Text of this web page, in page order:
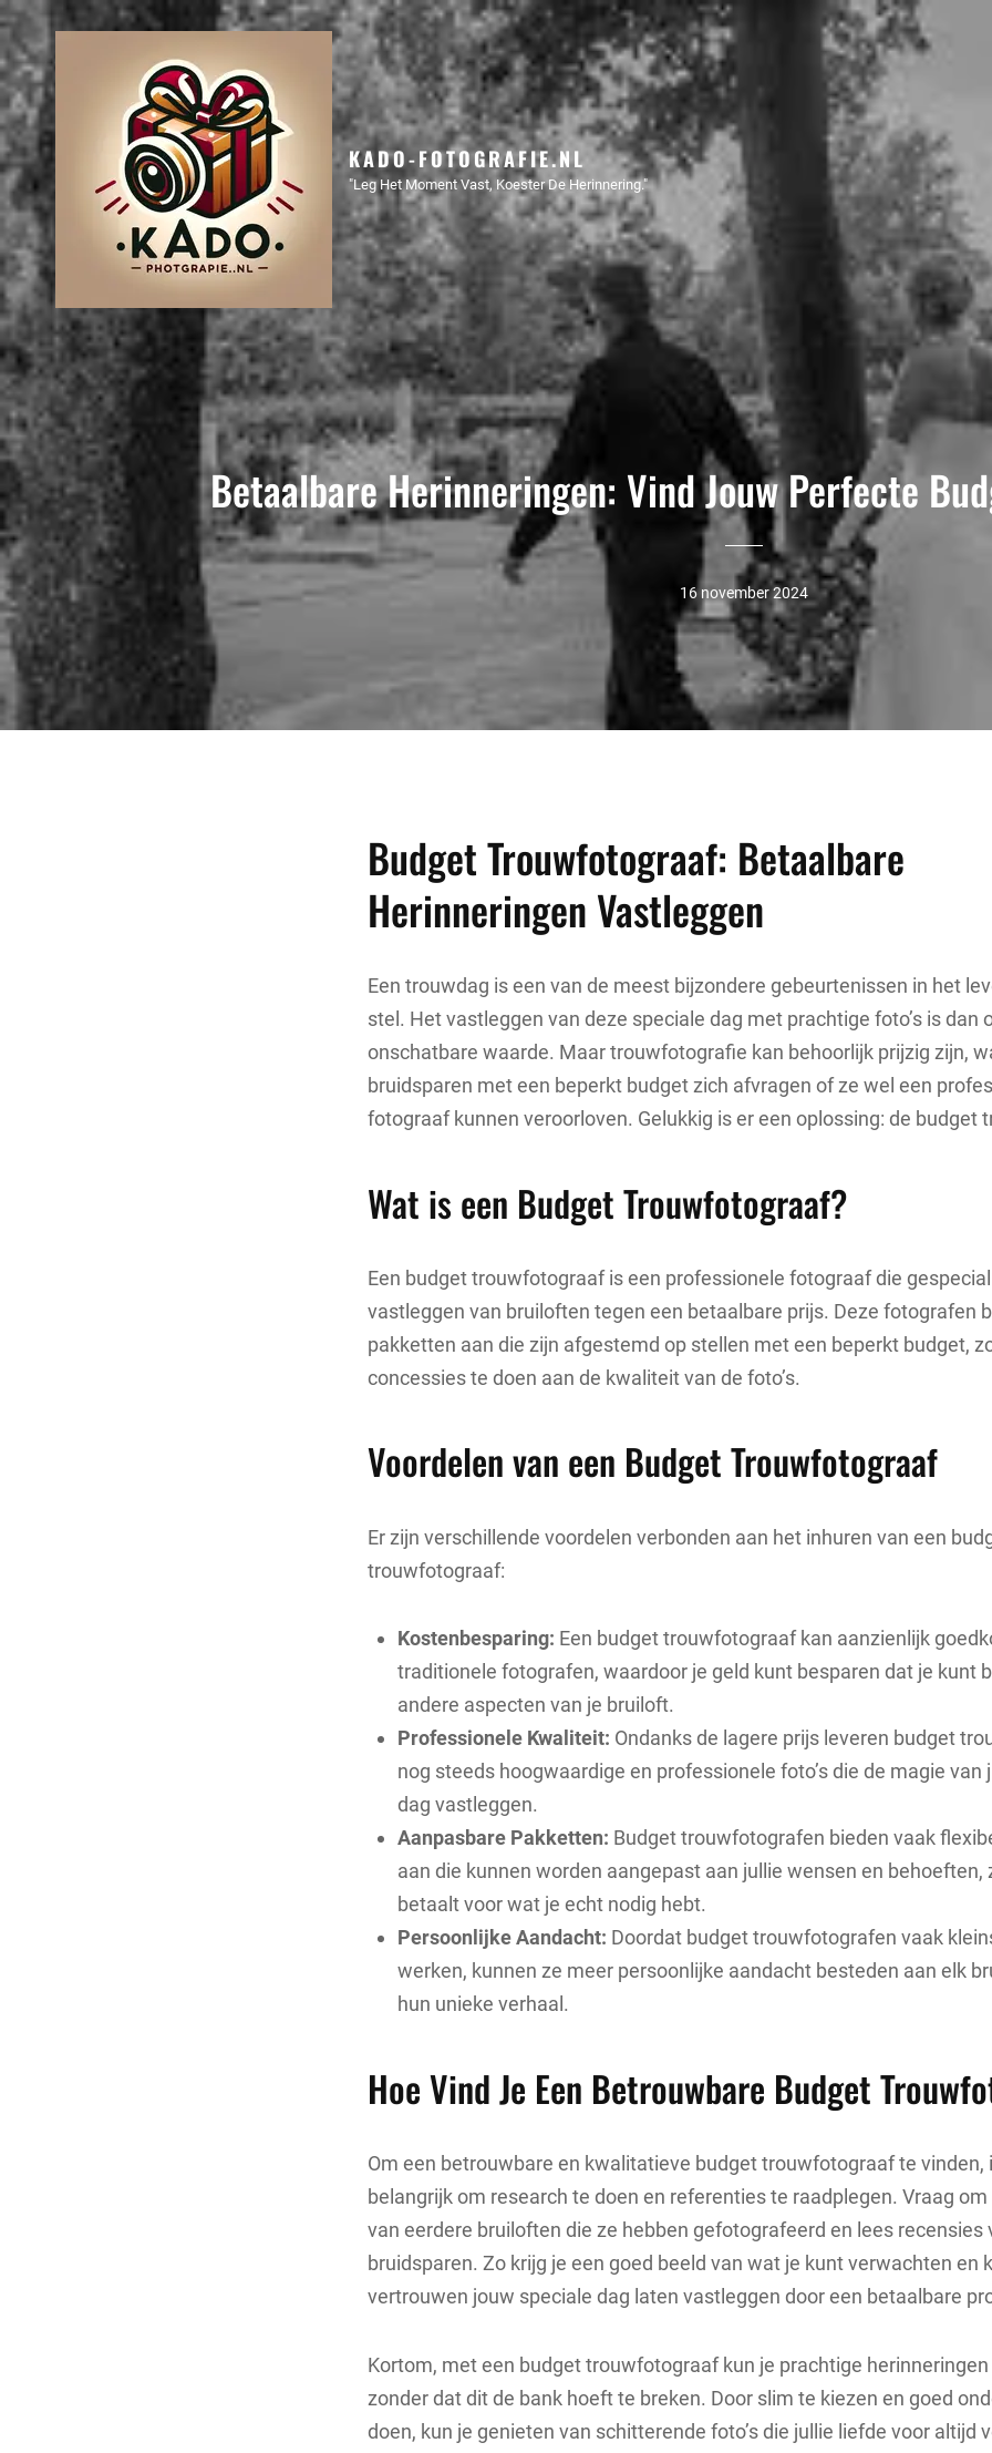
KADO-FOTOGRAFIE.NL
"Leg Het Moment Vast, Koester De Herinnering."
Betaalbare Herinneringen: Vind Jouw Perfecte
16 november 2024
Budget Trouwfotograaf: Betaalbare
Herinneringen Vastleggen
Een trouwdag is een van de meest bijzondere gebeurtenissen in het
stel. Het vastleggen van deze speciale dag met prachtige foto’s is dan
onschatbare waarde. Maar trouwfotografie kan behoorlijk prijzig zijn,
bruidsparen met een beperkt budget zich afvragen of ze wel een
fotograaf kunnen veroorloven. Gelukkig is er een oplossing: de budget
Wat is een Budget Trouwfotograaf?
Een budget trouwfotograaf is een professionele fotograaf die
vastleggen van bruiloften tegen een betaalbare prijs. Deze fotografen
pakketten aan die zijn afgestemd op stellen met een beperkt budget,
concessies te doen aan de kwaliteit van de foto’s.
Voordelen van een Budget Trouwfotograaf
Er zijn verschillende voordelen verbonden aan het inhuren van een
trouwfotograaf:
Kostenbesparing: Een budget trouwfotograaf kan aanzienlijk
traditionele fotografen, waardoor je geld kunt besparen dat je kunt
andere aspecten van je bruiloft.
Professionele Kwaliteit: Ondanks de lagere prijs leveren budget
nog steeds hoogwaardige en professionele foto’s die de magie van
dag vastleggen.
Aanpasbare Pakketten: Budget trouwfotografen bieden vaak
aan die kunnen worden aangepast aan jullie wensen en behoeften,
betaalt voor wat je echt nodig hebt.
Persoonlijke Aandacht: Doordat budget trouwfotografen vaak
werken, kunnen ze meer persoonlijke aandacht besteden aan elk
hun unieke verhaal.
Hoe Vind Je Een Betrouwbare Budget
Om een betrouwbare en kwalitatieve budget trouwfotograaf te vinden,
belangrijk om research te doen en referenties te raadplegen. Vraag
van eerdere bruiloften die ze hebben gefotografeerd en lees recensies
bruidsparen. Zo krijg je een goed beeld van wat je kunt verwachten en
vertrouwen jouw speciale dag laten vastleggen door een betaalbare
Kortom, met een budget trouwfotograaf kun je prachtige
zonder dat dit de bank hoeft te breken. Door slim te kiezen en goed
doen, kun je genieten van schitterende foto’s die jullie liefde voor altijd